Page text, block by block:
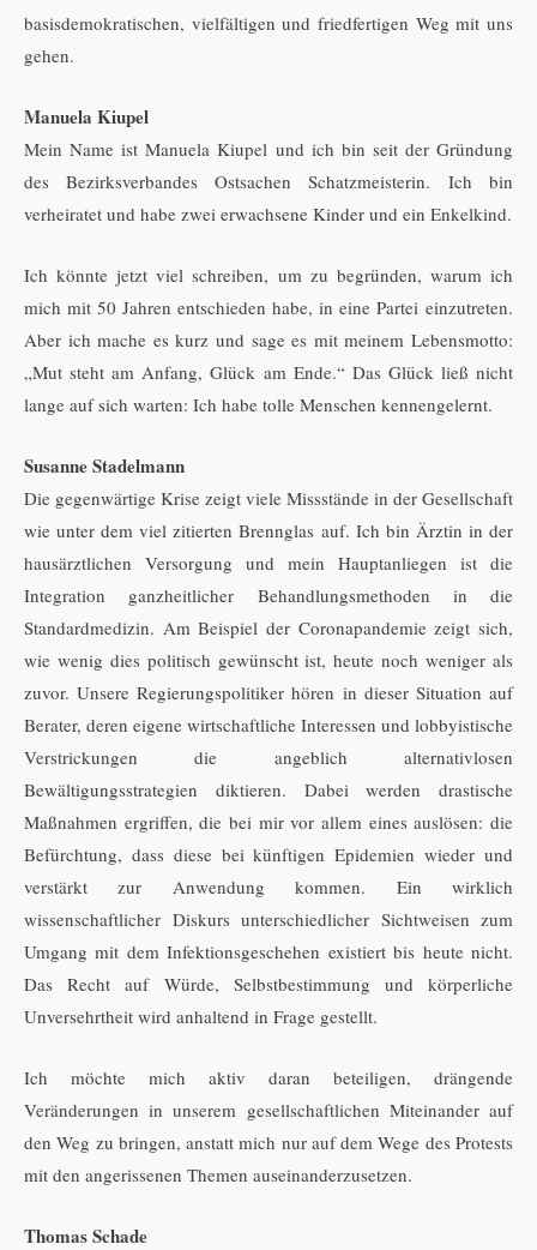
basisdemokratischen, vielfältigen und friedfertigen Weg mit uns
gehen.
Manuela Kiupel
Mein Name ist Manuela Kiupel und ich bin seit der Gründung
des Bezirksverbandes Ostsachen Schatzmeisterin. Ich bin
verheiratet und habe zwei erwachsene Kinder und ein Enkelkind.
Ich könnte jetzt viel schreiben, um zu begründen, warum ich
mich mit 50 Jahren entschieden habe, in eine Partei einzutreten.
Aber ich mache es kurz und sage es mit meinem Lebensmotto:
„Mut steht am Anfang, Glück am Ende.“ Das Glück ließ nicht
lange auf sich warten: Ich habe tolle Menschen kennengelernt.
Susanne Stadelmann
Die gegenwärtige Krise zeigt viele Missstände in der Gesellschaft
wie unter dem viel zitierten Brennglas auf. Ich bin Ärztin in der
hausärztlichen Versorgung und mein Hauptanliegen ist die
Integration ganzheitlicher Behandlungsmethoden in die
Standardmedizin. Am Beispiel der Coronapandemie zeigt sich,
wie wenig dies politisch gewünscht ist, heute noch weniger als
zuvor. Unsere Regierungspolitiker hören in dieser Situation auf
Berater, deren eigene wirtschaftliche Interessen und lobbyistische
Verstrickungen die angeblich alternativlosen
Bewältigungsstrategien diktieren. Dabei werden drastische
Maßnahmen ergriffen, die bei mir vor allem eines auslösen: die
Befürchtung, dass diese bei künftigen Epidemien wieder und
verstärkt zur Anwendung kommen. Ein wirklich
wissenschaftlicher Diskurs unterschiedlicher Sichtweisen zum
Umgang mit dem Infektionsgeschehen existiert bis heute nicht.
Das Recht auf Würde, Selbstbestimmung und körperliche
Unversehrtheit wird anhaltend in Frage gestellt.
Ich möchte mich aktiv daran beteiligen, drängende
Veränderungen in unserem gesellschaftlichen Miteinander auf
den Weg zu bringen, anstatt mich nur auf dem Wege des Protests
mit den angerissenen Themen auseinanderzusetzen.
Thomas Schade